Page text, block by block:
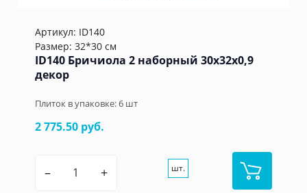
Артикул: ID140
Размер: 32*30 см
ID140 Бричиола 2 наборный 30х32x0,9
декор
Плиток в упаковке:6 шт
2 775.50 руб.
– + шт.